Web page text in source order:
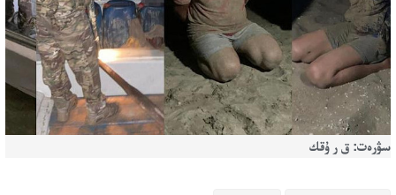
سۋرەت: ق ر ۇقك